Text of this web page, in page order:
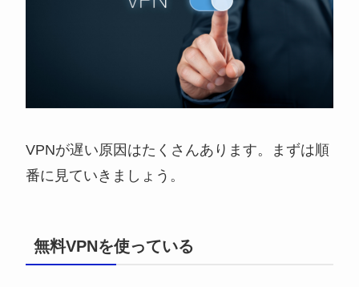
VPNが遅い原因はたくさんあります。まずは順
番に見ていきましょう。
無料VPNを使っている